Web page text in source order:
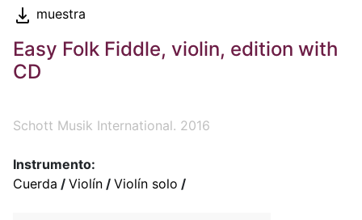
muestra
Easy Folk Fiddle, violin, edition with
CD
Schott Musik International. 2016
Instrumento:
Cuerda / Violín / Violín solo /